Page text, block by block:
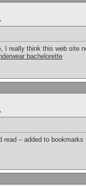
I really think this web site
bachelorette
– added to